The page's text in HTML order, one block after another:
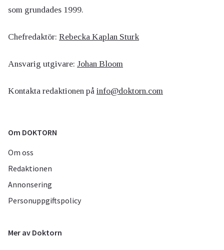
som grundades 1999.
Chefredaktör: Rebecka Kaplan Sturk
Ansvarig utgivare: Johan Bloom
Kontakta redaktionen på info@doktorn.com
Om DOKTORN
Om oss
Redaktionen
Annonsering
Personuppgiftspolicy
Mer av Doktorn